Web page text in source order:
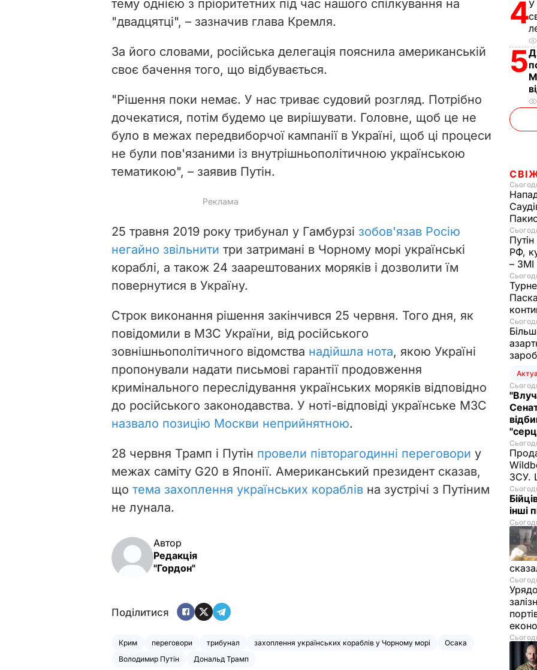
d
o
тему однією з пріоритетних під час нашого спілкування на
"двадцятці", – зазначив глава Кремля.
За його словами, російська делегація пояснила американській
своє бачення того, що відбувається.
"Рішення поки немає. У нас триває судовий розгляд. Потрібно
дочекатися, потім будемо це вирішувати. Головне, щоб це не
було в межах передвиборчої кампанії в Україні, щоб ці процеси
не були пов'язаними із внутрішньополітичною українською
тематикою", – заявив Путін.
25 травня 2019 року трибунал у Гамбурзі зобов'язав Росію
негайно звільнити три затримані в Чорному морі українські
кораблі, а також 24 заарештованих моряків і дозволити їм
повернутися в Україну.
Строк виконання рішення закінчився 25 червня. Того дня, як
повідомили в МЗС України, від російського
зовнішньополітичного відомства надійшла нота, якою Україні
пропонували надати письмові гарантії продовження
кримінального переслідування українських моряків відповідно
до російського законодавства. У ноті-відповіді українське МЗС
назвало позицію Москви неприйнятною.
28 червня Трамп і Путін провели півторагодинні переговори у
межах саміту G20 в Японії. Американський президент сказав,
що тема захоплення українських кораблів на зустрічі з Путіним
не лунала.
Автор
Редакція
"Гордон"
Поділитися
Крим переговори трибунал захоплення українських кораблів у Чорному морі
Осака
Володимир Путін
Дональд Трамп
4У
5
РФ,
– ЗМІ
ЗСУ.
інші